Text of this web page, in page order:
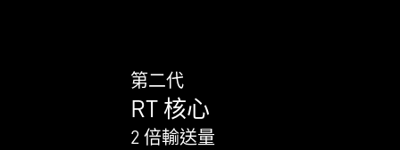
第二代
RT 核心
2 倍輸送量